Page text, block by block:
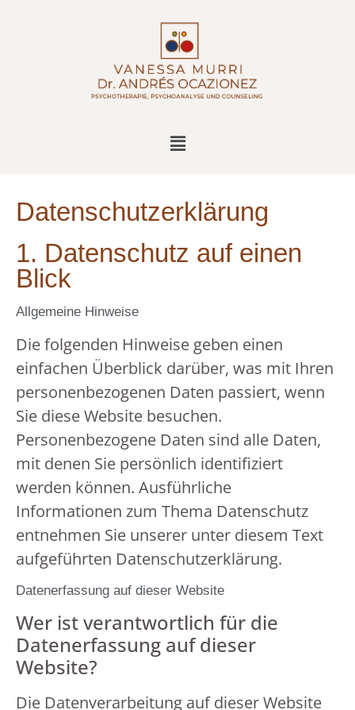
Datenschutz­erklärung
1. Datenschutz auf einen
Blick
Allgemeine Hinweise
Die folgenden Hinweise geben einen
einfachen Überblick darüber, was mit Ihren
personenbezogenen Daten passiert, wenn
Sie diese Website besuchen.
Personenbezogene Daten sind alle Daten,
mit denen Sie persönlich identifiziert
werden können. Ausführliche
Informationen zum Thema Datenschutz
entnehmen Sie unserer unter diesem Text
aufgeführten Datenschutzerklärung.
Datenerfassung auf dieser Website
Wer ist verantwortlich für die
Datenerfassung auf dieser
Website?
Die Datenverarbeitung auf dieser Website